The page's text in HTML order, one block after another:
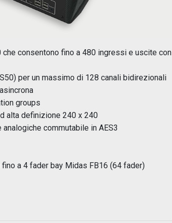
consentono fino a 480 ingressi e uscite con
per un massimo di 128 canali bidirezionali
groups
alta definizione 240 x 240
commutabile in AES3
a 4 fader bay Midas FB16 (64 fader)